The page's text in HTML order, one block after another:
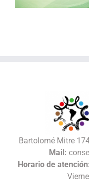
Bartolomé Mitre
Mail:
Horario de